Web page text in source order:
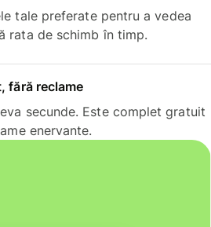
tale preferate pentru a vedea
rata de schimb în timp.
fără reclame
secunde. Este complet gratuit
enervante.